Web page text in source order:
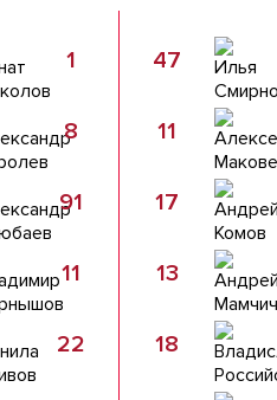
1
8
91
11
22
47
11
17
13
18